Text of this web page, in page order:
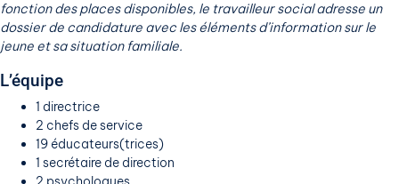
fonction des places disponibles, le travailleur social adresse un
dossier de candidature avec les éléments d’information sur le
jeune et sa situation familiale.
L’équipe
1 directrice
2 chefs de service
19 éducateurs(trices)
1 secrétaire de direction